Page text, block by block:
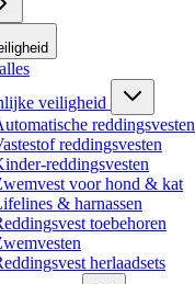
veiligheid
reddingsvesten
reddingsvesten
reddingsvesten
voor hond & kat
& harnassen
toebehoren
herlaadsets